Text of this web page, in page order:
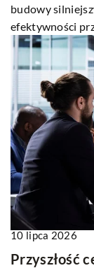
budowy
efektywności
10 lipca 2026
Przyszłość